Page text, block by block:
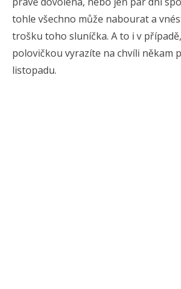
tohle všechno může nabourat a
trošku toho sluníčka. A to i v
polovičkou vyrazíte na chvíli někam
listopadu.